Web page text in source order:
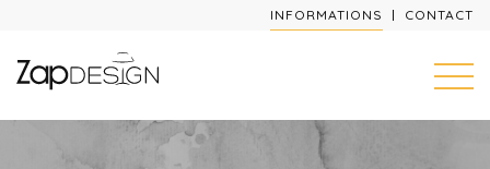
INFORMATIONS CONTACT